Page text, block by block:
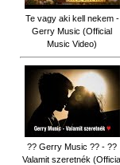
Te vagy aki kell nekem -
Gerry Music (Official
Music Video)
?? Gerry Music ?? - ??
Valamit szeretnék